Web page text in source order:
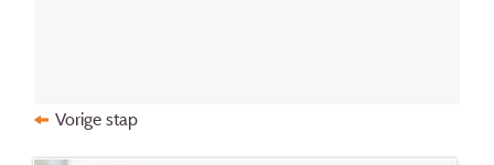
Vorige stap